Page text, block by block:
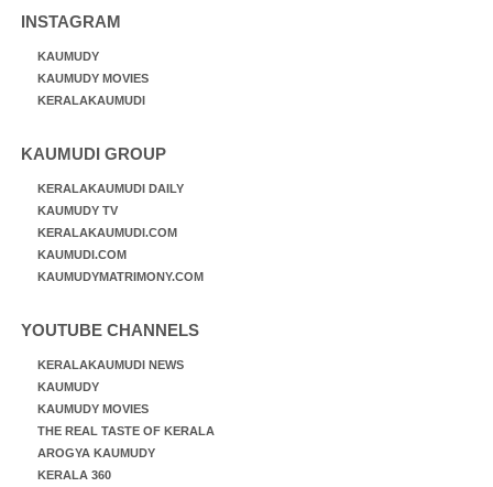
INSTAGRAM
KAUMUDY
KAUMUDY MOVIES
KERALAKAUMUDI
KAUMUDI GROUP
KERALAKAUMUDI DAILY
KAUMUDY TV
KERALAKAUMUDI.COM
KAUMUDI.COM
KAUMUDYMATRIMONY.COM
YOUTUBE CHANNELS
KERALAKAUMUDI NEWS
KAUMUDY
KAUMUDY MOVIES
THE REAL TASTE OF KERALA
AROGYA KAUMUDY
KERALA 360